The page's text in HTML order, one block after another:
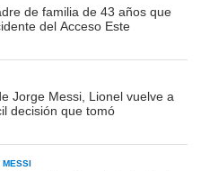
de familia de 43 años que
del Acceso Este
Jorge Messi, Lionel vuelve a
decisión que tomó
MESSI